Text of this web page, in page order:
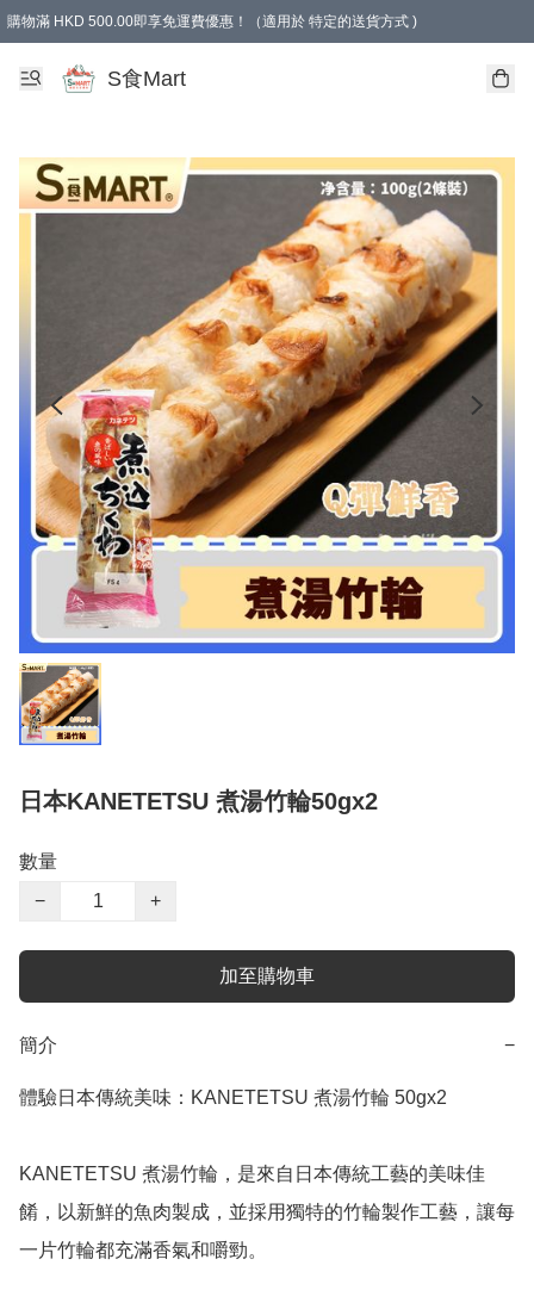
購物滿 HKD 500.00即享免運費優惠！（適用於 特定的送貨方式 )
S食Mart
日本KANETETSU 煮湯竹輪50gx2
數量
−
+
加至購物車
簡介 −
體驗日本傳統美味：KANETETSU 煮湯竹輪 50gx2
KANETETSU 煮湯竹輪，是來自日本傳統工藝的美味佳
餚，以新鮮的魚肉製成，並採用獨特的竹輪製作工藝，讓每
一片竹輪都充滿香氣和嚼勁。